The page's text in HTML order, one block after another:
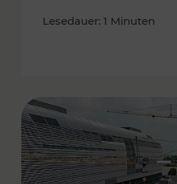
Lesedauer: 1 Minuten